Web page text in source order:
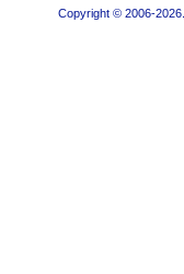
Copyright © 2006-